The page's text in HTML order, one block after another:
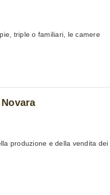
triple o familiari, le camere
produzione e della vendita dei